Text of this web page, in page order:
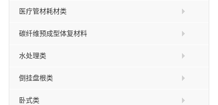
医疗管材耗材类
碳纤维预成型体复材料
水处理类
倒挂盘根类
卧式类